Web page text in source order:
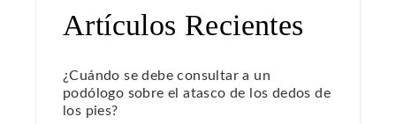
Artículos Recientes
¿Cuándo se debe consultar a un
podólogo sobre el atasco de los dedos de
los pies?